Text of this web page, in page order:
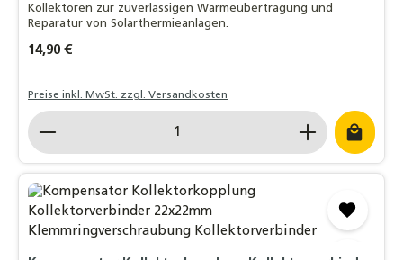
Kollektoren zur zuverlässigen Wärmeübertragung und
Reparatur von Solarthermieanlagen.
Regulärer Preis:
14,90 €
Preise inkl. MwSt. zzgl. Versandkosten
Produkt Anzahl: Gib den gewünschten Wert